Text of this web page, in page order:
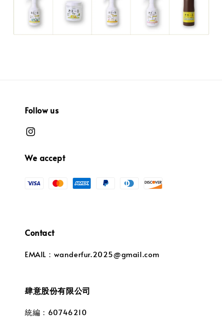
Follow us
We accept
Contact
EMAIL：wanderfur.2025@gmail.com
肆意股份有限公司
統編：60746210